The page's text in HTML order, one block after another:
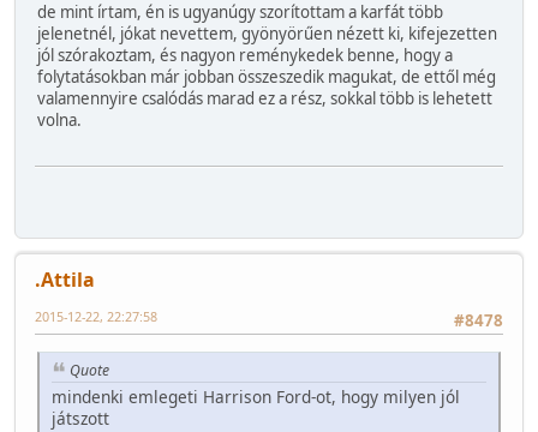
de mint írtam, én is ugyanúgy szorítottam a karfát több
jelenetnél, jókat nevettem, gyönyörűen nézett ki, kifejezetten
jól szórakoztam, és nagyon reménykedek benne, hogy a
folytatásokban már jobban összeszedik magukat, de ettől még
valamennyire csalódás marad ez a rész, sokkal több is lehetett
volna.
.Attila
#8478
2015-12-22, 22:27:58
Quote
mindenki emlegeti Harrison Ford-ot, hogy milyen jól
játszott